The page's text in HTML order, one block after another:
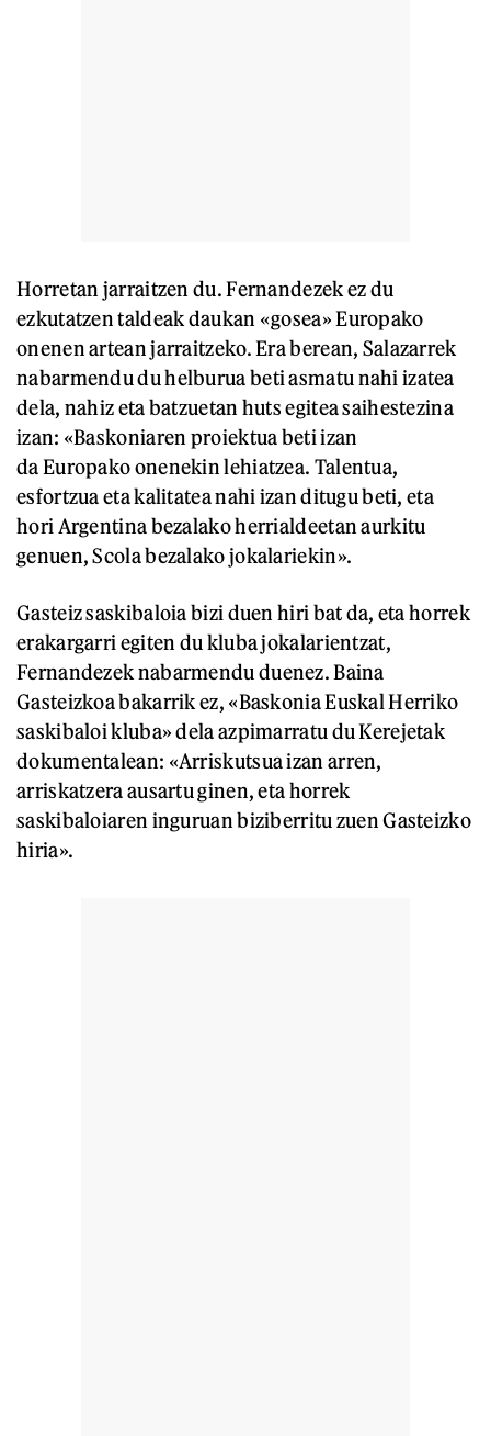
Horretan jarraitzen du. Fernandezek ez du
ezkutatzen taldeak daukan «gosea» Europako
onenen artean jarraitzeko. Era berean, Salazarrek
nabarmendu du helburua beti asmatu nahi izatea
dela, nahiz eta batzuetan huts egitea saihestezina
izan: «Baskoniaren proiektua beti izan
da Europako onenekin lehiatzea. Talentua,
esfortzua eta kalitatea nahi izan ditugu beti, eta
hori Argentina bezalako herrialdeetan aurkitu
genuen, Scola bezalako jokalariekin».
Gasteiz saskibaloia bizi duen hiri bat da, eta horrek
erakargarri egiten du kluba jokalarientzat,
Fernandezek nabarmendu duenez. Baina
Gasteizkoa bakarrik ez, «Baskonia Euskal Herriko
saskibaloi kluba» dela azpimarratu du Kerejetak
dokumentalean: «Arriskutsua izan arren,
arriskatzera ausartu ginen, eta horrek
saskibaloiaren inguruan biziberritu zuen Gasteizko
hiria».